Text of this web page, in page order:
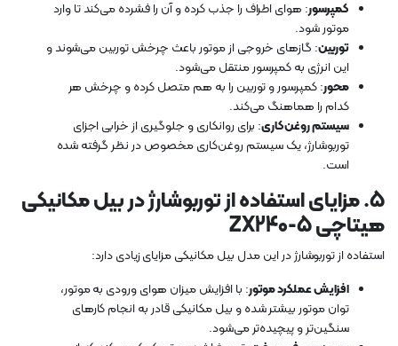
کمپرسور: هوای اطراف را جذب کرده و آن را فشرده می‌کند تا وارد
موتور شود.
توربین: گازهای خروجی از موتور باعث چرخش توربین می‌شوند و
این انرژی به کمپرسور منتقل می‌شود.
محور: کمپرسور و توربین را به هم متصل کرده و چرخش هر
کدام را هماهنگ می‌کند.
سیستم روغن‌کاری: برای روانکاری و جلوگیری از خرابی اجزای
توربوشارژ، یک سیستم روغن‌کاری مخصوص در نظر گرفته شده
است.
5. مزایای استفاده از توربوشارژ در بیل مکانیکی
هیتاچی ZX240-5
استفاده از توربوشارژ در این مدل بیل مکانیکی مزایای زیادی دارد:
افزایش عملکرد موتور: با افزایش میزان هوای ورودی به موتور،
توان موتور بیشتر شده و بیل مکانیکی قادر به انجام کارهای
سنگین‌تر و پیچیده‌تر می‌شود.